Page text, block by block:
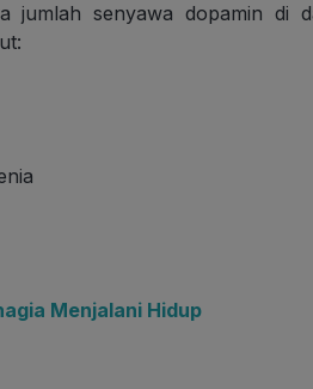
jumlah senyawa dopamin di
Menjalani Hidup